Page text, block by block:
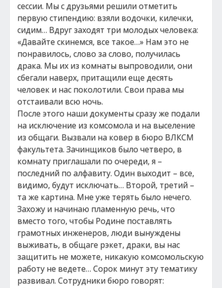
сессии. Мы с друзьями решили отметить
первую стипендию: взяли водочки, килечки,
сидим… Вдруг заходят три молодых человека:
«Давайте скинемся, все такое…» Нам это не
понравилось, слово за слово, получилась
драка. Мы их из комнаты выпроводили, они
сбегали наверх, притащили еще десять
человек и нас поколотили. Свои права мы
отстаивали всю ночь.
После этого наши документы сразу же подали
на исключение из комсомола и на выселение
из общаги. Вызвали на ковер в бюро ВЛКСМ
факультета. Зачинщиков было четверо, в
комнату приглашали по очереди, я –
последний по алфавиту. Один выходит – все,
видимо, будут исключать… Второй, третий –
та же картина. Мне уже терять было нечего.
Захожу и начинаю пламенную речь, что
вместо того, чтобы Родине поставлять
грамотных инженеров, люди вынуждены
выживать, в общаге рэкет, драки, вы нас
защитить не можете, никакую комсомольскую
работу не ведете… Сорок минут эту тематику
развивал. Сотрудники бюро говорят: